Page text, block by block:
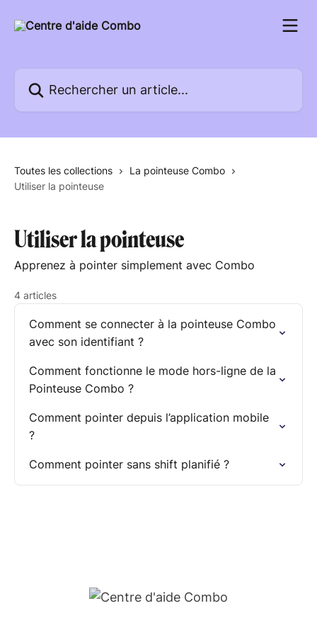
Toutes les collections
La pointeuse Combo
Utiliser la pointeuse
Utiliser la pointeuse
Apprenez à pointer simplement avec Combo
4 articles
Comment se connecter à la pointeuse Combo
avec son identifiant ?
Comment fonctionne le mode hors-ligne de la
Pointeuse Combo ?
Comment pointer depuis l’application mobile
?
Comment pointer sans shift planifié ?